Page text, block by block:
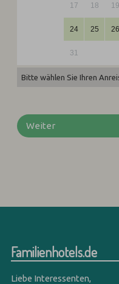
17 18 19
24 25 26
31
Bitte wählen Sie Ihren
Weiter
Familienhotels.de
Liebe Interessenten,